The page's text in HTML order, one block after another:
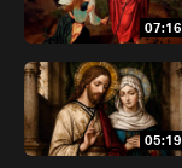
07:16
05:19